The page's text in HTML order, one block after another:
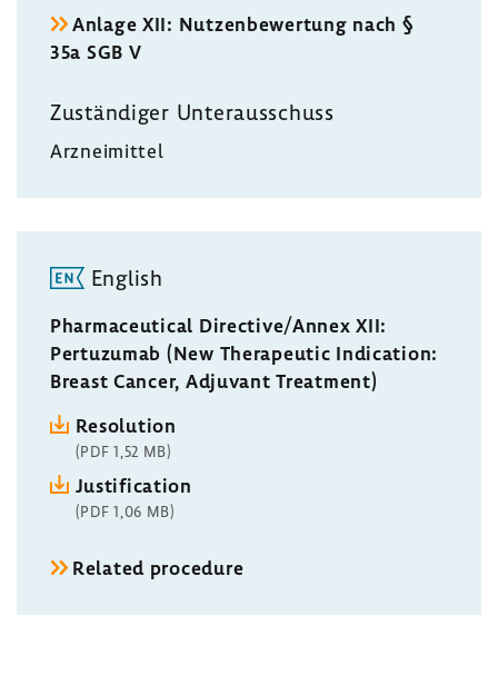
Anlage XII: Nutzen­be­wer­tung nach §
35a SGB V
Zustän­diger Unter­aus­schuss
Arznei­mittel
English
Pharmaceutical Directive/Annex XII:
Pertuzumab (New Therapeutic Indication:
Breast Cancer, Adjuvant Treatment)
Resolution
(PDF 1,52 MB)
Justification
(PDF 1,06 MB)
Related procedure